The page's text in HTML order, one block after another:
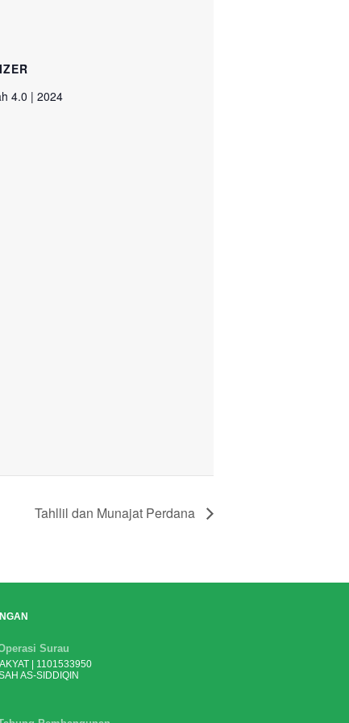
4.0 | 2024
Tahllil dan Munajat Perdana
Surau
| 1101533950
AS-SIDDIQIN